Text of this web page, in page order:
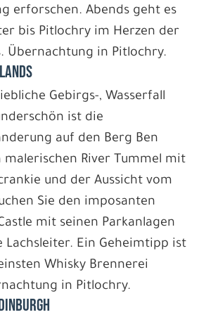
erforschen. Abends geht es
bis Pitlochry im Herzen der
Übernachtung in Pitlochry.
Gebirgs-, Wasserfall
ist die
auf den Berg Ben
malerischen River Tummel mit
und der Aussicht vom
Sie den imposanten
mit seinen Parkanlagen
Ein Geheimtipp ist
Whisky Brennerei
in Pitlochry.